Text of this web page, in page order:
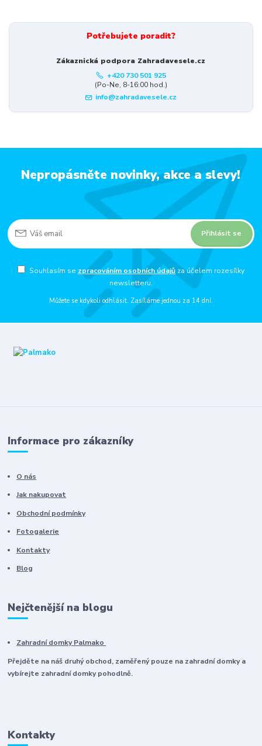
Potřebujete poradit?
Zákaznická podpora Zahradavesele.cz
+420 730 501 925
(Po-Ne, 8-16:00 hod.)
info@zahradavesele.cz
Nepropásněte novinky, akce a slevy!
Přihlásit se
Souhlasím se zpracováním osobních údajůza účelem rozesílky
newsletteru.
Můžete se kdykoli odhlásit. Zasíláme jednou za 14 dní.
Informace pro zákazníky
O nás
Jak nakupovat
Obchodní podmínky
Fotogalerie
Kontakty
Blog
Nejčtenější na blogu
Zahradní domky Palmako
Přejděte na náš druhý obchod, zaměřený pouze na zahradní domky a
vybírejte zahradní domky pohodlně.
Kontakty